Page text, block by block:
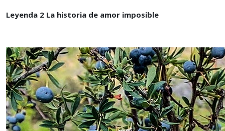
Leyenda 2 La historia de amor imposible